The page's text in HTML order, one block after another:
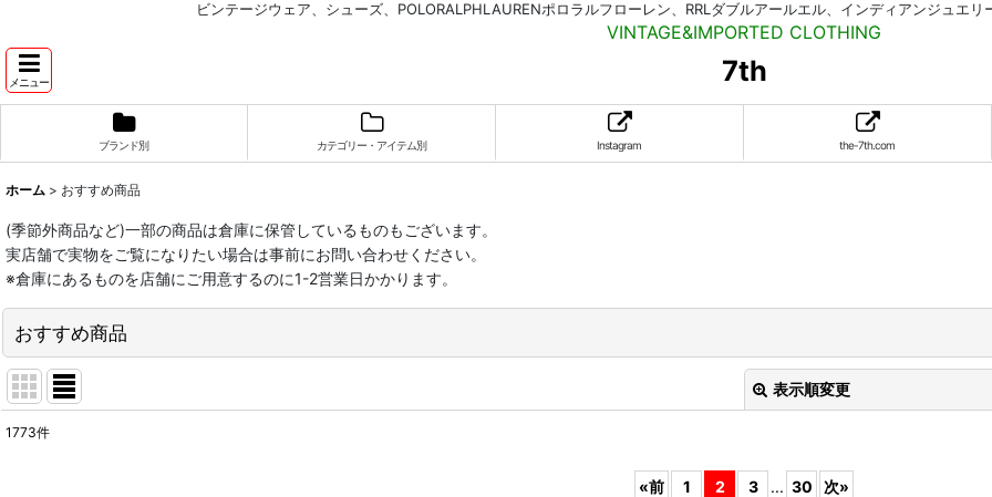
ビンテージウェア、シューズ、POLORALPHLAURENポロラルフローレン、RRLダブルアールエル、インディアンジュエリ
VINTAGE&IMPORTED CLOTHING
メニュー 7th
ブランド別 カテゴリー・アイテム別 Instagram the-7th.com
ホーム > おすすめ商品
(季節外商品など)一部の商品は倉庫に保管しているものもございます。
実店舗で実物をご覧になりたい場合は事前にお問い合わせください。
※倉庫にあるものを店舗にご用意するのに1-2営業日かかります。
おすすめ商品
表示順変更
1773件
«前 1 2 3 ... 30 次»